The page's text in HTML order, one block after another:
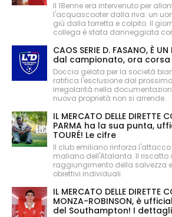
Il 18enne era intervenuto per
l'acquascooter dalla riva: un
giù dalla torretta e colpito. Il
collega è stata danneggiata
CAOS SERIE D. FASANO, È
dal campionato, ora
Doccia gelata per la società
ratifica l'esclusione dal
irregolarità nella
nuova proprietà non si arrende.
IL MERCATO DELLE DIRETTE
PARMA ha la sua punta,
TOURÉ! Le cifre
Il club emiliano rinforza
maliano dell'Atalanta. Il riscatto
raggiungimento della salvezza
obiettivi individuali.
IL MERCATO DELLE DIRETTE
MONZA-ROBINSON, è
del Southampton! I dettagli